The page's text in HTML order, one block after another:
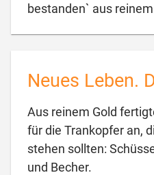
bestanden` aus
Neues Leben.
Aus reinem Gold
für die Trankopfer an,
stehen sollten:
und Becher.